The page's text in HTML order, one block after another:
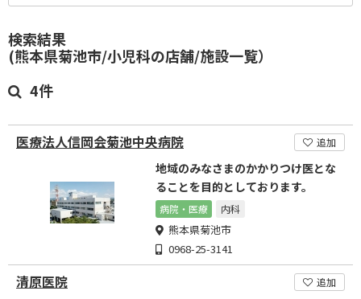
検索結果
(熊本県菊池市/小児科の店舗/施設一覧）
4件
医療法人信岡会菊池中央病院 追加
地域のみなさまのかかりつけ医とな
ることを目的としております。
病院・医療 内科
熊本県菊池市
0968-25-3141
清原医院 追加